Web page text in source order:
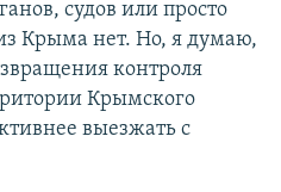
судов или просто
Крыма нет. Но, я думаю,
контроля
Крымского
выезжать с